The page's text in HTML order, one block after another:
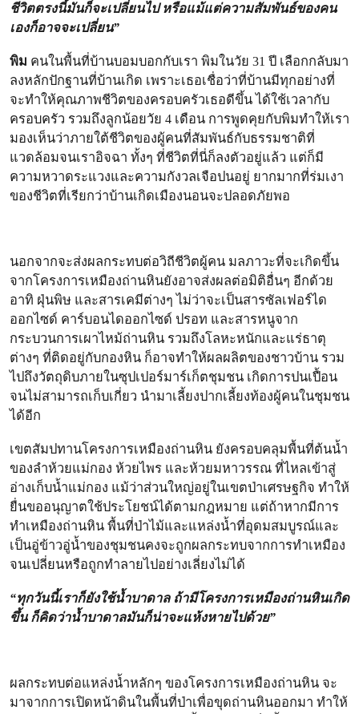
ชีวิตตรงนี้มันก็จะเปลี่ยนไป หรือแม้แต่ความสัมพันธ์ของคน
เองก็อาจจะเปลี่ยน”
พิม คนในพื้นที่บ้านบอมบอกกับเรา พิมในวัย 31 ปี เลือกกลับมา
ลงหลักปักฐานที่บ้านเกิด เพราะเธอเชื่อว่าที่บ้านมีทุกอย่างที่
จะทำให้คุณภาพชีวิตของครอบครัวเธอดีขึ้น ได้ใช้เวลากับ
ครอบครัว รวมถึงลูกน้อยวัย 4 เดือน การพูดคุยกับพิมทำให้เรา
มองเห็นว่าภายใต้ชีวิตของผู้คนที่สัมพันธ์กับธรรมชาติที่
แวดล้อมจนเราอิจฉา ทั้งๆ ที่ชีวิตที่นี่ก็ลงตัวอยู่แล้ว แต่ก็มี
ความหวาดระแวงและความกังวลเจือปนอยู่ ยากมากที่ร่มเงา
ของชีวิตที่เรียกว่าบ้านเกิดเมืองนอนจะปลอดภัยพอ
นอกจากจะส่งผลกระทบต่อวิถีชีวิตผู้คน มลภาวะที่จะเกิดขึ้น
จากโครงการเหมืองถ่านหินยังอาจส่งผลต่อมิติอื่นๆ อีกด้วย
อาทิ ฝุ่นพิษ และสารเคมีต่างๆ ไม่ว่าจะเป็นสารซัลเฟอร์ได
ออกไซด์ คาร์บอนไดออกไซด์ ปรอท และสารหนูจาก
กระบวนการเผาไหม้ถ่านหิน รวมถึงโลหะหนักและแร่ธาตุ
ต่างๆ ที่ติดอยู่กับกองหิน ก็อาจทำให้ผลผลิตของชาวบ้าน รวม
ไปถึงวัตถุดิบภายในซุปเปอร์มาร์เก็ตชุมชน เกิดการปนเปื้อน
จนไม่สามารถเก็บเกี่ยว นำมาเลี้ยงปากเลี้ยงท้องผู้คนในชุมชน
ได้อีก
เขตสัมปทานโครงการเหมืองถ่านหิน ยังครอบคลุมพื้นที่ต้นน้ำ
ของลำห้วยแม่กอง ห้วยไพร และห้วยมหาวรรณ ที่ไหลเข้าสู่
อ่างเก็บน้ำแม่กอง แม้ว่าส่วนใหญ่อยู่ในเขตป่าเศรษฐกิจ ทำให้
ยื่นขออนุญาตใช้ประโยชน์ได้ตามกฎหมาย แต่ถ้าหากมีการ
ทำเหมืองถ่านหิน พื้นที่ป่าไม้และแหล่งน้ำที่อุดมสมบูรณ์และ
เป็นอู่ข้าวอู่น้ำของชุมชนคงจะถูกผลกระทบจากการทำเหมือง
จนเปลี่ยนหรือถูกทำลายไปอย่างเลี่ยงไม่ได้
“ทุกวันนี้เราก็ยังใช้น้ำบาดาล ถ้ามีโครงการเหมืองถ่านหินเกิด
ขึ้น ก็คิดว่าน้ำบาดาลมันก็น่าจะแห้งหายไปด้วย”
ผลกระทบต่อแหล่งน้ำหลักๆ ของโครงการเหมืองถ่านหิน จะ
มาจากการเปิดหน้าดินในพื้นที่ป่าเพื่อขุดถ่านหินออกมา ทำให้